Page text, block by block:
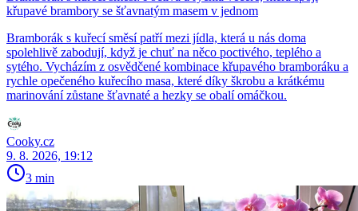
křupavé brambory se šťavnatým masem v jednom
Bramborák s kuřecí směsí patří mezi jídla, která u nás doma
spolehlivě zabodují, když je chuť na něco poctivého, teplého a
sytého. Vycházím z osvědčené kombinace křupavého bramboráku a
rychle opečeného kuřecího masa, které díky škrobu a krátkému
marinování zůstane šťavnaté a hezky se obalí omáčkou.
Cooky.cz
9. 8. 2026, 19:12
3 min